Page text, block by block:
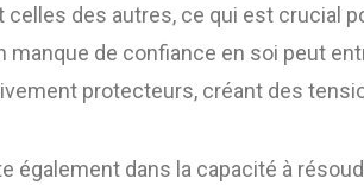
des autres, ce qui est crucial
manque de confiance en soi peut
protecteurs, créant des
également dans la capacité à